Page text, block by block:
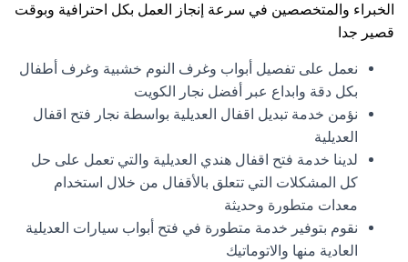
الخبراء والمتخصصين في سرعة إنجاز العمل بكل احترافية وبوقت
قصير جدا
نعمل على تفصيل أبواب وغرف النوم خشبية وغرف أطفال
بكل دقة وابداع عبر أفضل نجار الكويت
نؤمن خدمة تبديل اقفال العديلية بواسطة نجار فتح اقفال
العديلية
لدينا خدمة فتح اقفال هندي العديلية والتي تعمل على حل
كل المشكلات التي تتعلق بالأقفال من خلال استخدام
معدات متطورة وحديثة
نقوم بتوفير خدمة متطورة في فتح أبواب سيارات العديلية
العادية منها والاتوماتيك